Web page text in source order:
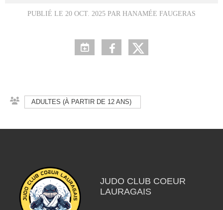
PUBLIÉ LE 20 OCT. 2025 PAR HANAMÉE FAUGERAS
ADULTES (À PARTIR DE 12 ANS)
JUDO CLUB COEUR
LAURAGAIS